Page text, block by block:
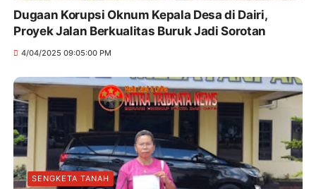
Dugaan Korupsi Oknum Kepala Desa di Dairi,
Proyek Jalan Berkualitas Buruk Jadi Sorotan
4/04/2025 09:05:00 PM
SENGKETA TANAH